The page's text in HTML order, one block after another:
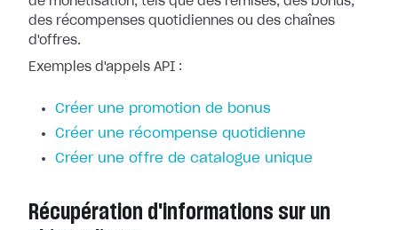
des récompenses quotidiennes ou des chaînes
d'offres.
Exemples d'appels API :
Créer une promotion de bonus
Créer une récompense quotidienne
Créer une offre de catalogue unique
Récupération d'informations sur un